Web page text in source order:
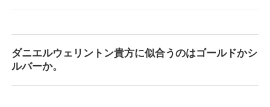
ダニエルウェリントン貴方に似合うのはゴールドかシ
ルバーか。